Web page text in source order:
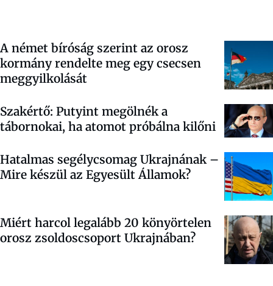
A német bíróság szerint az orosz
kormány rendelte meg egy csecsen
meggyilkolását
Szakértő: Putyint megölnék a
tábornokai, ha atomot próbálna kilőni
Hatalmas segélycsomag Ukrajnának –
Mire készül az Egyesült Államok?
Miért harcol legalább 20 könyörtelen
orosz zsoldoscsoport Ukrajnában?